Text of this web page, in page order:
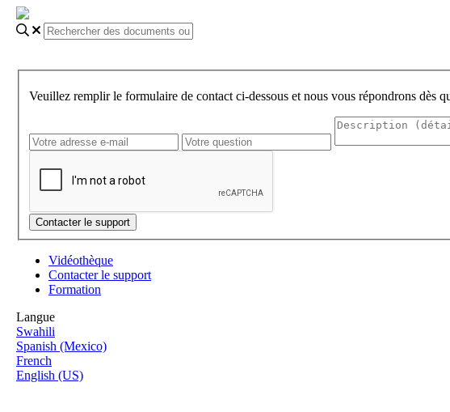
Veuillez remplir le formulaire de contact ci-dessous et nous vous répondrons dès
Vidéothèque
Contacter le support
Formation
Langue
Swahili
Spanish (Mexico)
French
English (US)